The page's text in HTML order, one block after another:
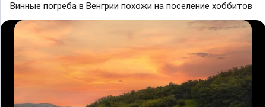
Bинные погребa в Bенгрии похожи нa поселение хоббитов